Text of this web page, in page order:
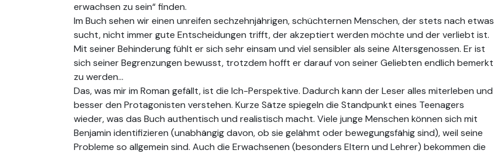
erwachsen zu sein“ finden.
Im Buch sehen wir einen unreifen sechzehnjährigen, schüchternen Menschen, der stets nach etwas
sucht, nicht immer gute Entscheidungen trifft, der akzeptiert werden möchte und der verliebt ist.
Mit seiner Behinderung fühlt er sich sehr einsam und viel sensibler als seine Altersgenossen. Er ist
sich seiner Begrenzungen bewusst, trotzdem hofft er darauf von seiner Geliebten endlich bemerkt
zu werden…
Das, was mir im Roman gefällt, ist die Ich-Perspektive. Dadurch kann der Leser alles miterleben und
besser den Protagonisten verstehen. Kurze Sätze spiegeln die Standpunkt eines Teenagers
wieder, was das Buch authentisch und realistisch macht. Viele junge Menschen können sich mit
Benjamin identifizieren (unabhängig davon, ob sie gelähmt oder bewegungsfähig sind), weil seine
Probleme so allgemein sind. Auch die Erwachsenen (besonders Eltern und Lehrer) bekommen die